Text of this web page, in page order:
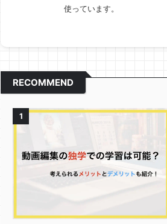
使っています。
RECOMMEND
1